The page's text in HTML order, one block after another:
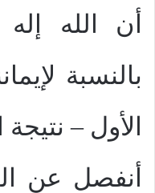
أن الله
بالنسبة
الأول –
أنفصل عن